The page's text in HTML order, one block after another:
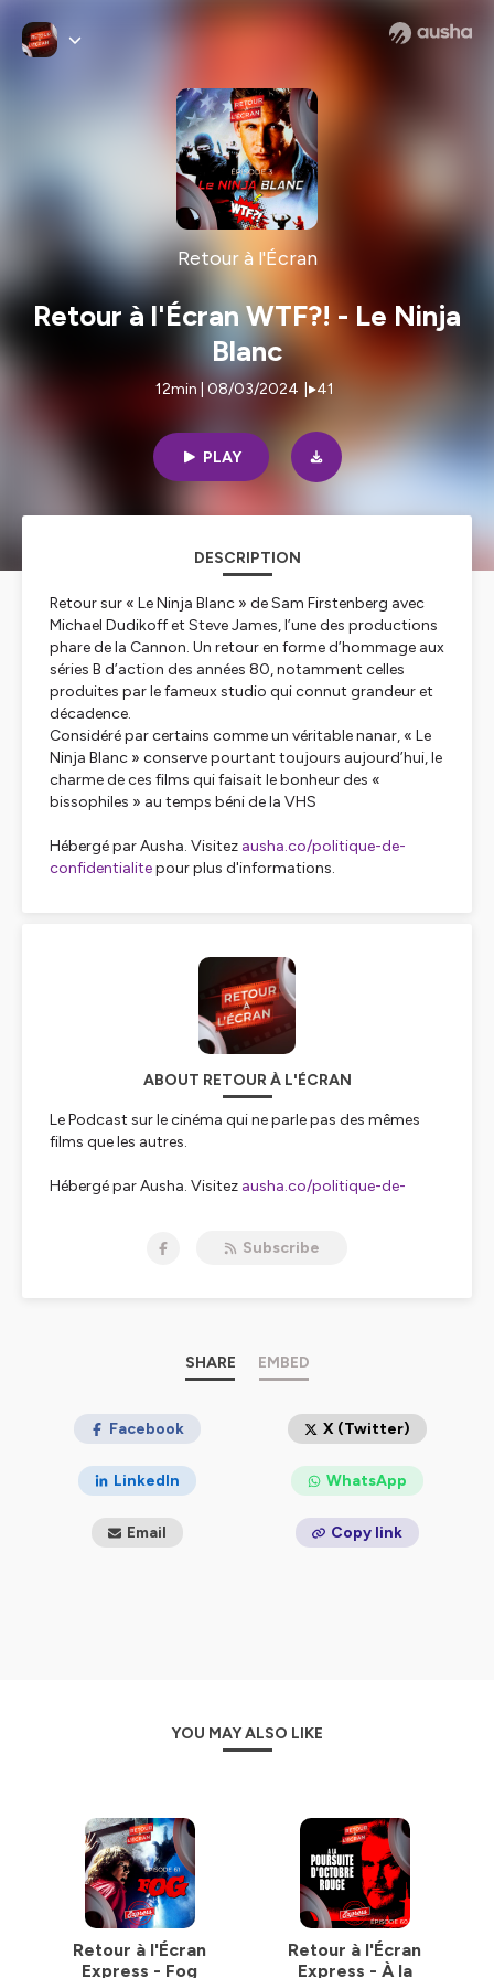
Retour à l'Écran
Retour à l'Écran WTF?! - Le Ninja
Blanc
12min | 08/03/2024 41
PLAY
DESCRIPTION
Retour sur « Le Ninja Blanc » de Sam Firstenberg avec
Michael Dudikoff et Steve James, l’une des productions
phare de la Cannon. Un retour en forme d’hommage aux
séries B d’action des années 80, notamment celles
produites par le fameux studio qui connut grandeur et
décadence.
Considéré par certains comme un véritable nanar, « Le
Ninja Blanc » conserve pourtant toujours aujourd’hui, le
charme de ces films qui faisait le bonheur des «
bissophiles » au temps béni de la VHS
Hébergé par Ausha. Visitez ausha.co/politique-de-
confidentialitepour plus d'informations.
ABOUT RETOUR À L'ÉCRAN
Le Podcast sur le cinéma qui ne parle pas des mêmes
films que les autres.
Hébergé par Ausha. Visitez ausha.co/politique-de-
Subscribe
SHARE EMBED
Facebook X (Twitter)
LinkedIn WhatsApp
Email Copy link
YOU MAY ALSO LIKE
Retour à l'Écran
Express - Fog
Retour à l'Écran
Express - À la